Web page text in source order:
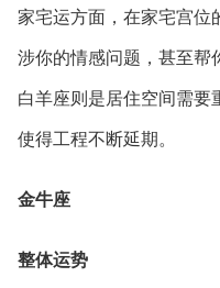
家宅运方面，在家宅宫位
涉你的情感问题，甚至帮
白羊座则是居住空间需要
使得工程不断延期。
金牛座
整体运势